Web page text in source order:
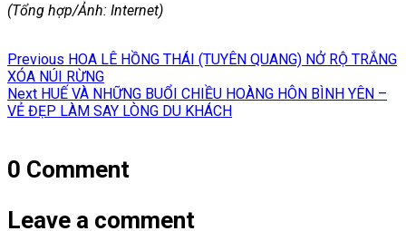
(Tổng hợp/Ảnh: Internet)
hướng
bài
viết
Previous Previous
post:
HOA LÊ HỒNG THÁI (TUYÊN QUANG) NỞ RỘ TRẮNG
XÓA NÚI RỪNG
Next Next
post:
HUẾ VÀ NHỮNG BUỔI CHIỀU HOÀNG HÔN BÌNH YÊN –
VẺ ĐẸP LÀM SAY LÒNG DU KHÁCH
0 Comment
Leave a comment